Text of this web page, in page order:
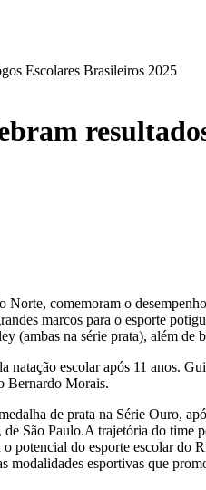
Escolares Brasileiros 2025
comemoram o
marcos para o esporte
(ambas na série prata), além de
escolar após 11 anos.
Bernardo Morais.
de prata na Série Ouro,
São Paulo.A trajetória do
potencial do esporte escolar
modalidades esportivas que